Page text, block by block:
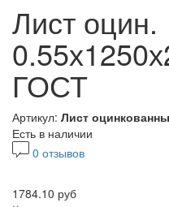
Лист оцин.
ГОСТ
Артикул: Лист
Есть в наличии
0 отзывов
1784.10 руб